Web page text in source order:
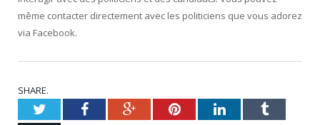
même contacter directement avec les politiciens que vous adorez
via Facebook.
SHARE.
TwitterFacebookGoogle+PinterestLinkedInTumblr